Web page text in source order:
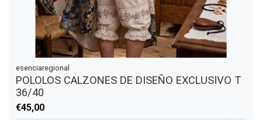
esenciaregional
POLOLOS CALZONES DE DISEÑO EXCLUSIVO T
36/40
€45,00